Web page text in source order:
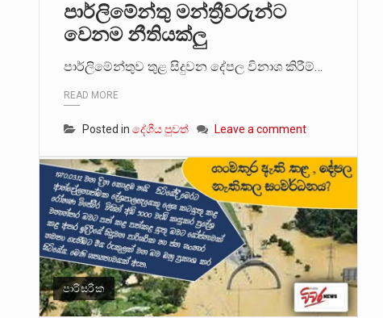
මේ, දන්නා හඳුනන ලියන්නකුගේ
වත්මන් ආණ්ඩුවේ ප්‍රධාන
පාර්ලිමේන්තු මන්ත්‍රීවරුන්ට
වෙනම නීතියක්ලු
පාර්ලිමේන්තුව තුළ සිදුවන දේපල විනාශ කිරීම්…
READ MORE
Posted in දේශීය පුවත් Leave a comment
පාරිසරික